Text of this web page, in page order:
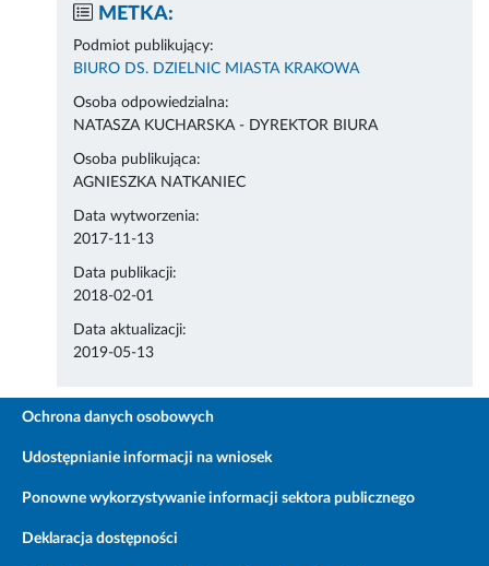
METKA:
Podmiot publikujący:
BIURO DS. DZIELNIC MIASTA KRAKOWA
Osoba odpowiedzialna:
NATASZA KUCHARSKA - DYREKTOR BIURA
Osoba publikująca:
AGNIESZKA NATKANIEC
Data wytworzenia:
2017-11-13
Data publikacji:
2018-02-01
Data aktualizacji:
2019-05-13
Ochrona danych osobowych
Udostępnianie informacji na wniosek
Ponowne wykorzystywanie informacji sektora publicznego
Deklaracja dostępności